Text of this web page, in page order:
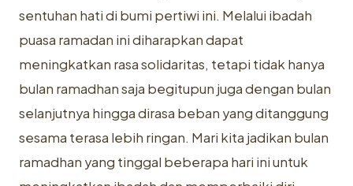
sentuhan hati di bumi pertiwi ini. Melalui ibadah
puasa ramadan ini diharapkan dapat
meningkatkan rasa solidaritas, tetapi tidak hanya
bulan ramadhan saja begitupun juga dengan bulan
selanjutnya hingga dirasa beban yang ditanggung
sesama terasa lebih ringan. Mari kita jadikan bulan
ramadhan yang tinggal beberapa hari ini untuk